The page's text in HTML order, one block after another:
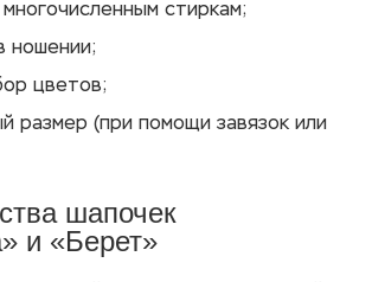
стиркам;
ношении;
цветов;
размер (при помощи завязок или
шапочек
и «Берет»